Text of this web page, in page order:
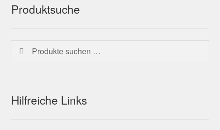
Produktsuche
Suchen
nach:
Suchen
Hilfreiche Links